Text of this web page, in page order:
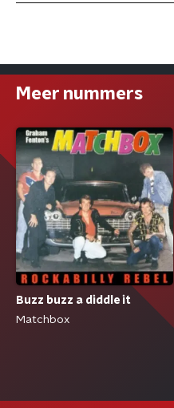
Meer nummers
Buzz buzz a diddle it
Matchbox